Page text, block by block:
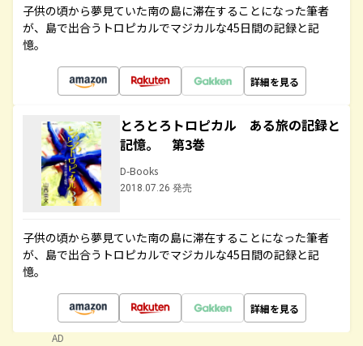
子供の頃から夢見ていた南の島に滞在することになった筆者
が、島で出合うトロピカルでマジカルな45日間の記録と記
憶。
詳細を見る
とろとろトロピカル ある旅の記録と
記憶。 第3巻
D-Books
2018.07.26 発売
子供の頃から夢見ていた南の島に滞在することになった筆者
が、島で出合うトロピカルでマジカルな45日間の記録と記
憶。
詳細を見る
AD